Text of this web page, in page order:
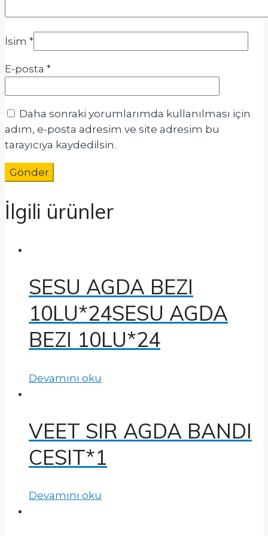
İsim *
E-posta *
Daha sonraki yorumlarımda kullanılması için
adım, e-posta adresim ve site adresim bu
tarayıcıya kaydedilsin.
İlgili ürünler
SESU AGDA BEZI
10LU*24SESU AGDA
BEZI 10LU*24
Devamını oku
VEET SIR AGDA BANDI
CESIT*1
Devamını oku